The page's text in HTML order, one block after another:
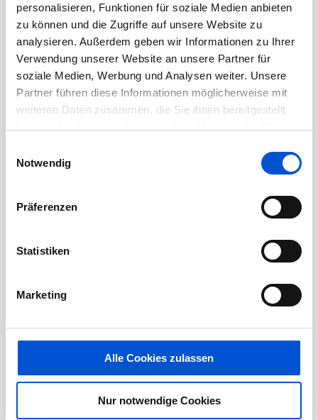
personalisieren, Funktionen für soziale Medien anbieten
zu können und die Zugriffe auf unsere Website zu
analysieren. Außerdem geben wir Informationen zu Ihrer
Verwendung unserer Website an unsere Partner für
soziale Medien, Werbung und Analysen weiter. Unsere
Partner führen diese Informationen möglicherweise mit
weiteren Daten zusammen, die Sie ihnen bereitgestellt
Notwendig
Präferenzen
Statistiken
Marketing
Alle Cookies zulassen
Nur notwendige Cookies
September 2020
August 2020
Juli 2020
Juni 2020
Mai 2020
Februar 2020
Dezember 2019
Oktober 2019
August 2019
Juni 2019
April 2019